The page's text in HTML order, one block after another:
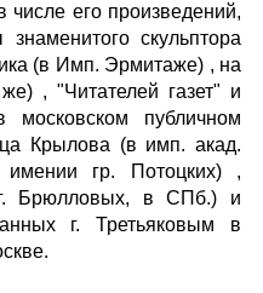
его произведений,
скульптора
(в Имп. Эрмитаже) , на
, "Читателей газет" и
московском публичном
Крылова (в имп. акад.
гр. Потоцких) ,
Брюлловых, в СПб.) и
г. Третьяковым в